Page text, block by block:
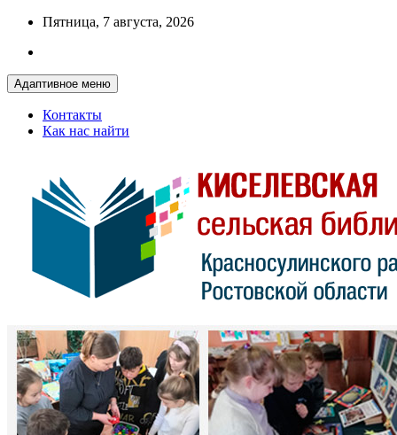
Перейти
содержимому
Пятница, 7 августа, 2026
Адаптивное меню
Контакты
Как нас найти
Киселевская сельская библиотека
Красносулинская МЦБ